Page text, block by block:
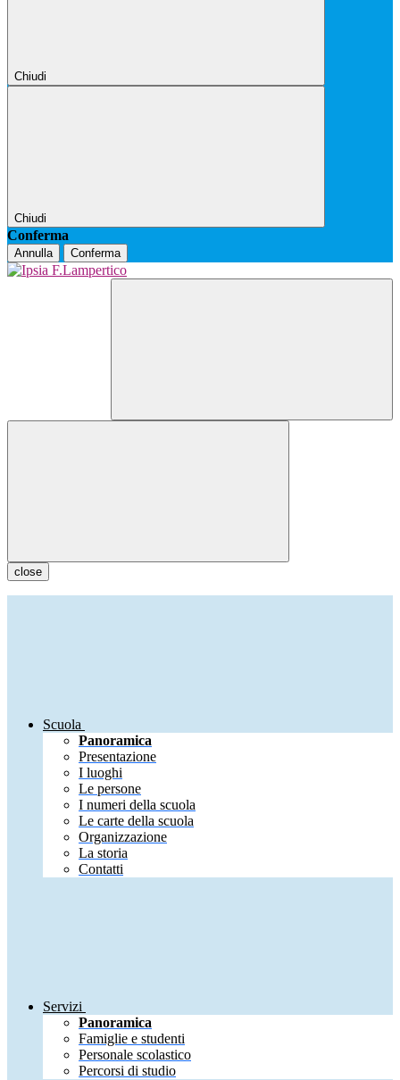
Chiudi
Chiudi
Conferma
Annulla Conferma
close
Scuola
Panoramica
Presentazione
I luoghi
Le persone
I numeri della scuola
Le carte della scuola
Organizzazione
La storia
Contatti
Servizi
Panoramica
Famiglie e studenti
Personale scolastico
Percorsi di studio